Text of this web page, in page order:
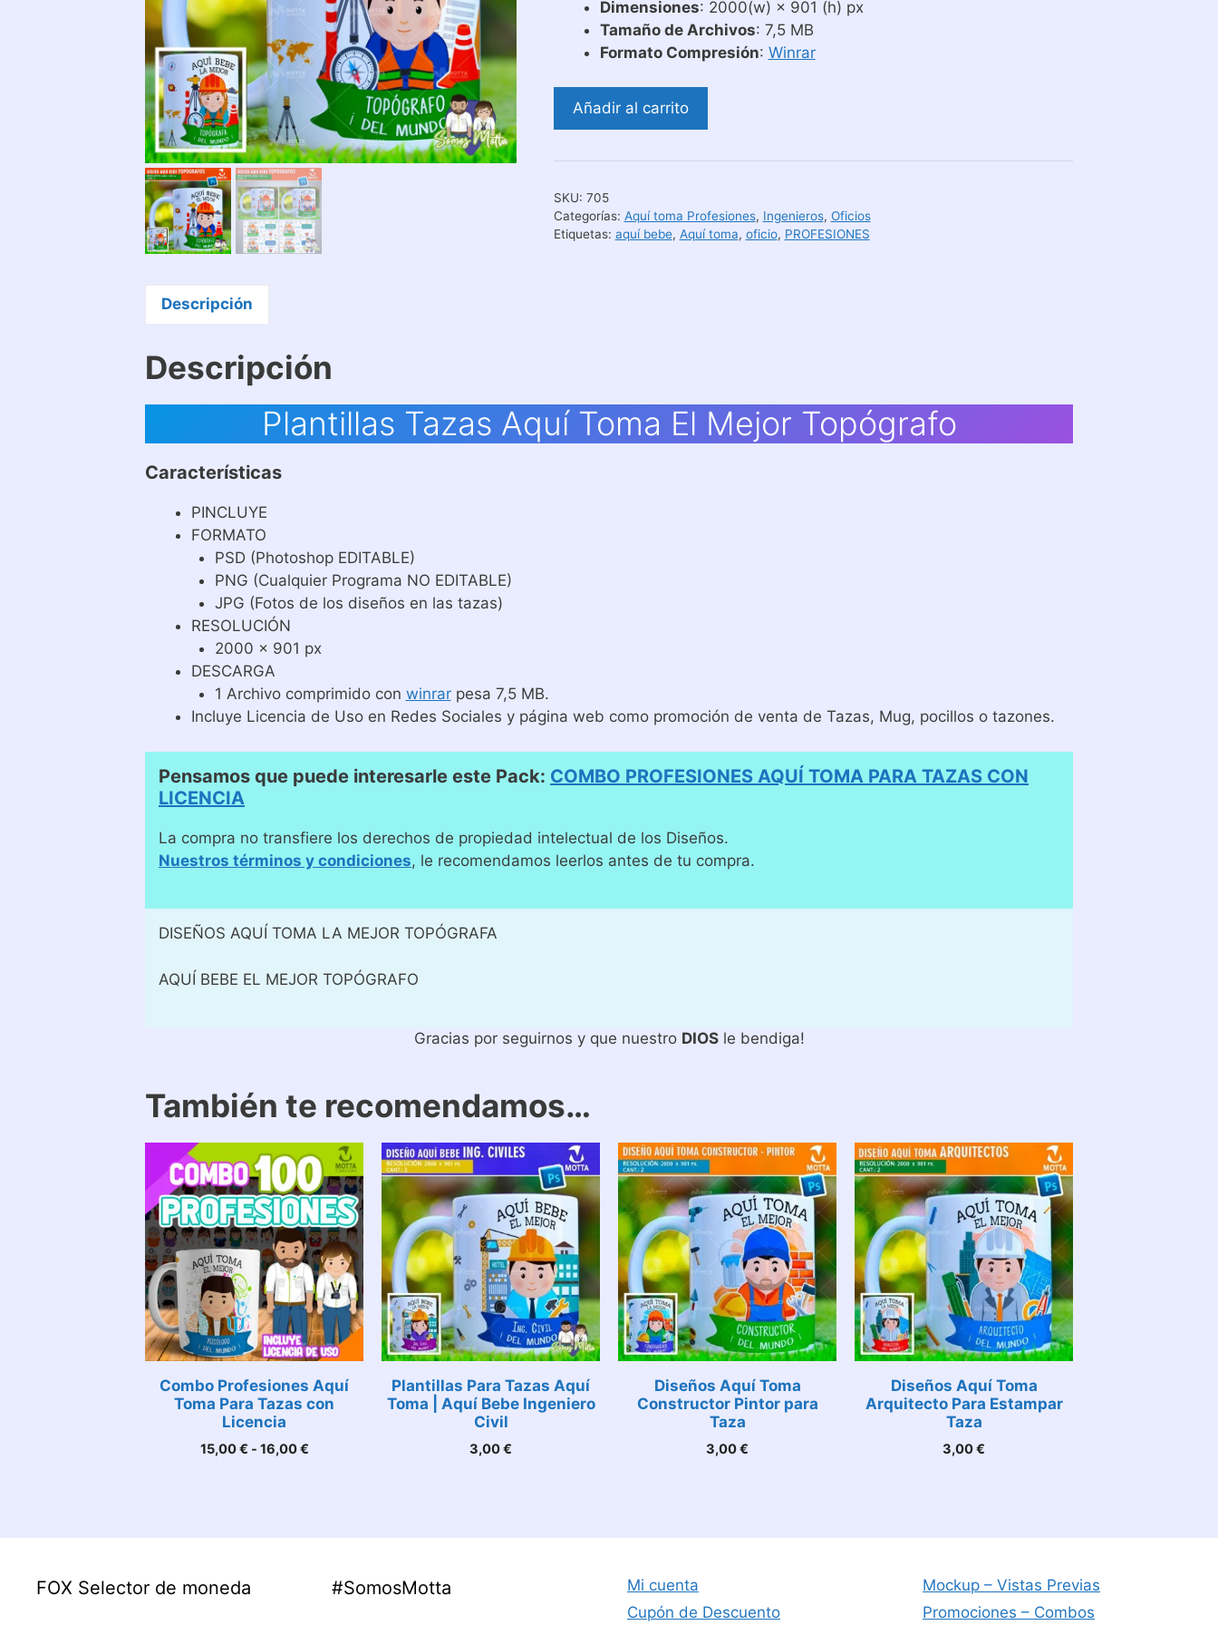
Dimensiones: 2000(w) × 901 (h) px
Tamaño de Archivos: 7,5 MB
Formato Compresión: Winrar
Plantillas
Tazas
Toma
Mejor
Topógrafo
Añadir al carrito
SKU: 705
Categorías: Aquí toma Profesiones, Ingenieros, Oficios
Etiquetas: aquí bebe, Aquí toma, oficio, PROFESIONES
Descripción
Descripción
Plantillas Tazas Aquí Toma El Mejor Topógrafo
Características
PINCLUYE
FORMATO
PSD (Photoshop EDITABLE)
PNG (Cualquier Programa NO EDITABLE)
JPG (Fotos de los diseños en las tazas)
RESOLUCIÓN
2000 x 901 px
DESCARGA
1 Archivo comprimido con winrarpesa 7,5 MB.
Incluye Licencia de Uso en Redes Sociales y página web como promoción de venta de Tazas, Mug, pocillos o tazones.
Pensamos que puede interesarle este Pack: COMBO PROFESIONES AQUÍ TOMA PARA TAZAS CON
LICENCIA
La compra no transfiere los derechos de propiedad intelectual de los Diseños.
Nuestros términos y condiciones, le recomendamos leerlos antes de tu compra.
DISEÑOS AQUÍ TOMA LA MEJOR TOPÓGRAFA
AQUÍ BEBE EL MEJOR TOPÓGRAFO
Gracias por seguirnos y que nuestro DIOSle bendiga!
También te recomendamos…
Combo Profesiones Aquí
Toma Para Tazas con
Licencia
15,00€ - 16,00€Rango
Plantillas Para Tazas Aquí
Toma | Aquí Bebe Ingeniero
Civil
3,00€
Diseños Aquí Toma
Constructor Pintor para
Taza
3,00€
Diseños Aquí Toma
Arquitecto Para Estampar
Taza
3,00€
FOX Selector de moneda #SomosMotta
Mi cuenta
Cupón de Descuento
Mockup – Vistas Previas
Promociones – Combos